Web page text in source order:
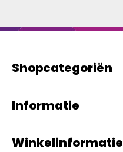
Shopcategoriën
Informatie
Winkelinformatie